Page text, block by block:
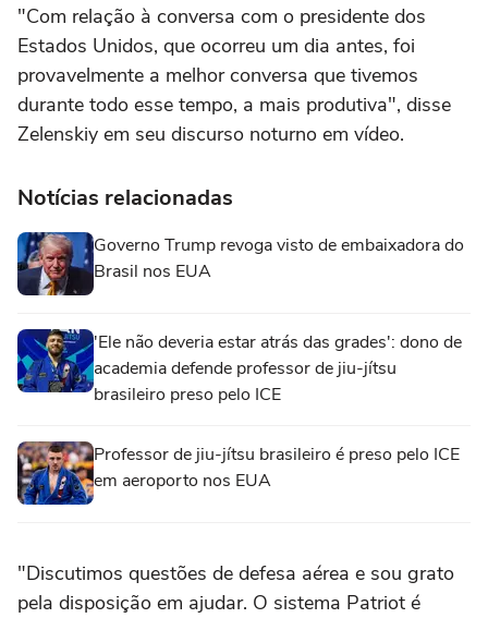
"Com relação à conversa com o presidente dos
Estados Unidos, que ocorreu um dia antes, foi
provavelmente a melhor conversa que tivemos
durante todo esse tempo, a mais produtiva", disse
Zelenskiy em seu discurso noturno em vídeo.
Notícias relacionadas
Governo Trump revoga visto de embaixadora do
Brasil nos EUA
'Ele não deveria estar atrás das grades': dono de
academia defende professor de jiu-jítsu
brasileiro preso pelo ICE
Professor de jiu-jítsu brasileiro é preso pelo ICE
em aeroporto nos EUA
"Discutimos questões de defesa aérea e sou grato
pela disposição em ajudar. O sistema Patriot é